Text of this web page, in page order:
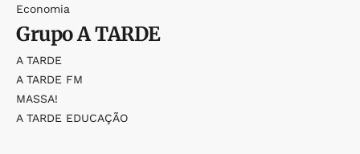
Economia
GrupoA TARDE
A TARDE
A TARDE FM
MASSA!
A TARDE EDUCAÇÃO